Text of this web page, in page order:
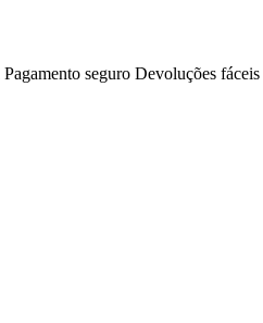
Pagamento seguro Devoluções fáceis